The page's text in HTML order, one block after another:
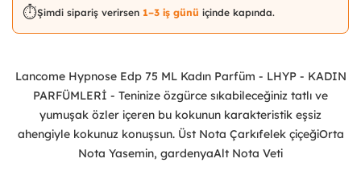
⏱️Şimdi sipariş verirsen 1–3 iş günü içinde kapında.
Lancome Hypnose Edp 75 ML Kadın Parfüm - LHYP - KADIN
PARFÜMLERİ - Teninize özgürce sıkabileceğiniz tatlı ve
yumuşak özler içeren bu kokunun karakteristik eşsiz
ahengiyle kokunuz konuşsun. Üst Nota Çarkıfelek çiçeğiOrta
Nota Yasemin, gardenyaAlt Nota Veti